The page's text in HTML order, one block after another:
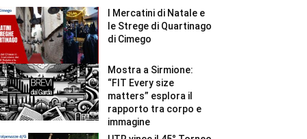
I Mercatini di Natale e
le Strege di Quartinago
di Cimego
Mostra a Sirmione:
“FIT Every size
matters” esplora il
rapporto tra corpo e
immagine